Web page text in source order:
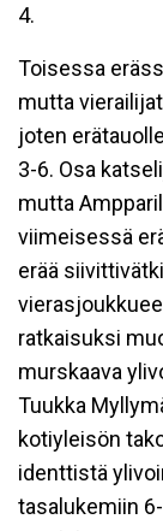
4.
Toisessa
mutta
joten
3-6. Osa
mutta
viimeisessä
erää
ratkaisuksi
murskaava
Tuukka
kotiyleisön
identtistä
tasalukemiin